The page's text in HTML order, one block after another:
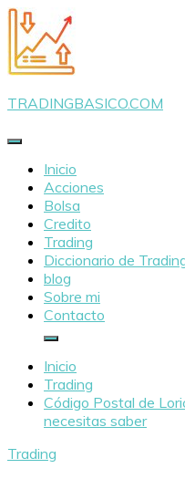
Saltar
al
contenido
TRADINGBASICO.COM
Inicio
Acciones
Bolsa
Credito
Trading
Diccionario de
blog
Sobre mi
Contacto
Inicio
Trading
Código Postal de
necesitas saber
Trading